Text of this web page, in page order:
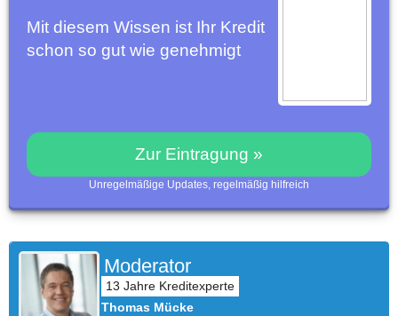
Mit diesem Wissen ist Ihr Kredit
schon so gut wie genehmigt
Zur Eintragung »
Unregelmäßige Updates, regelmäßig hilfreich
Moderator
Thomas Mücke